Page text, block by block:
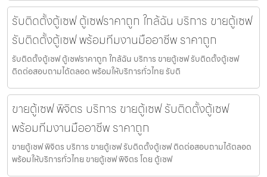
รับติดตั้งตู้เซฟ ตู้เซฟราคาถูก ใกล้ฉัน บริการ ขายตู้เซฟ
รับติดตั้งตู้เซฟ พร้อมทีมงานมืออาชีพ ราคาถูก
รับติดตั้งตู้เซฟ ตู้เซฟราคาถูก ใกล้ฉัน บริการ ขายตู้เซฟ รับติดตั้งตู้เซฟ
ติดต่อสอบถามได้ตลอด พร้อมให้บริการทั่วไทย รับติ
ขายตู้เซฟ พิจิตร บริการ ขายตู้เซฟ รับติดตั้งตู้เซฟ
พร้อมทีมงานมืออาชีพ ราคาถูก
ขายตู้เซฟ พิจิตร บริการ ขายตู้เซฟ รับติดตั้งตู้เซฟ ติดต่อสอบถามได้ตลอด
พร้อมให้บริการทั่วไทย ขายตู้เซฟ พิจิตร โดย ตู้เซฟ